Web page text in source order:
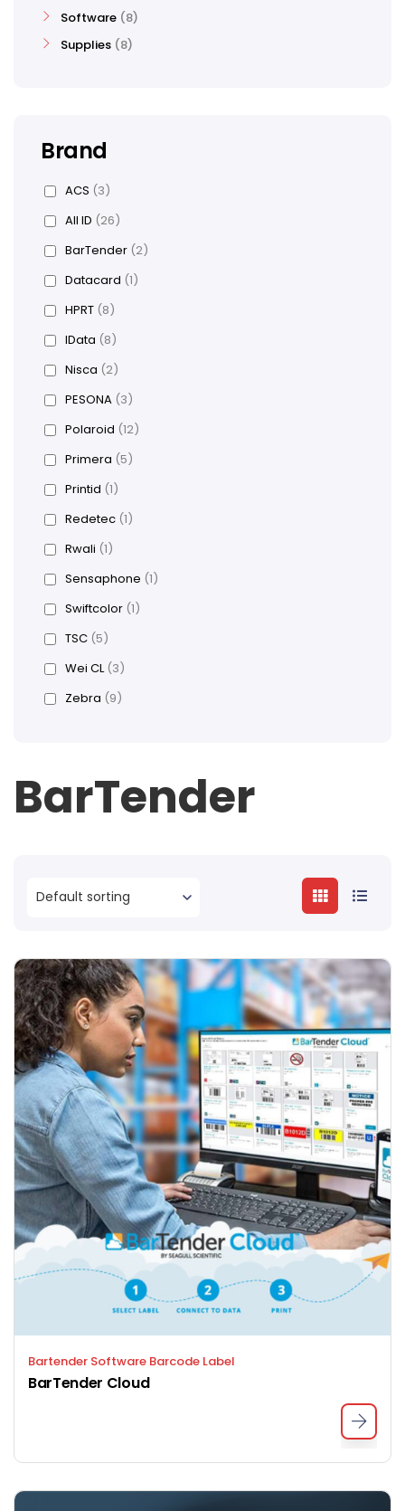
BarTender
Bartender Software Barcode Label
BarTender Cloud
Software 8
Supplies 8
Brand
ACS (3)
All ID (26)
BarTender (2)
Datacard (1)
HPRT (8)
IData (8)
Nisca (2)
PESONA (3)
Polaroid (12)
Primera (5)
Printid (1)
Redetec (1)
Rwali (1)
Sensaphone (1)
Swiftcolor (1)
TSC (5)
Wei CL (3)
Zebra (9)